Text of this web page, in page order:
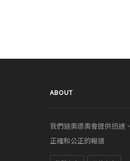
ABOUT
我們迪奧德奧會提供迅速、
正確和公正的報道